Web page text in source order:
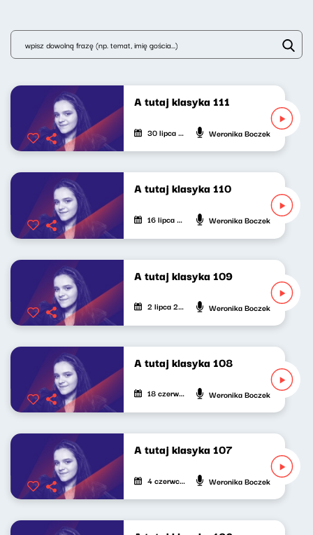
A tutaj klasyka 111
30 lipca 2026 Weronika Boczek
A tutaj klasyka 110
16 lipca 2026 Weronika Boczek
A tutaj klasyka 109
2 lipca 2026 Weronika Boczek
A tutaj klasyka 108
18 czerwca 2026 Weronika Boczek
A tutaj klasyka 107
4 czerwca 2026 Weronika Boczek